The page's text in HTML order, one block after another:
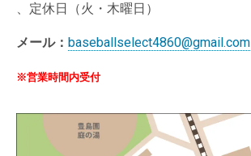
、定休日（火・木曜日）
メール： baseballselect4860@gmail.com
※営業時間内受付